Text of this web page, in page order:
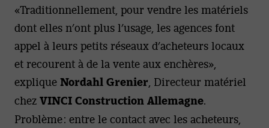
«Traditionnellement, pour vendre les matériels
dont elles n’ont plus l’usage, les agences font
appel à leurs petits réseaux d’acheteurs locaux
et recourent à de la vente aux enchères»,
expliqueNordahl Grenier , Directeur matériel
chezVINCI Construction Allemagne.
Problème : entre le contact avec les acheteurs,